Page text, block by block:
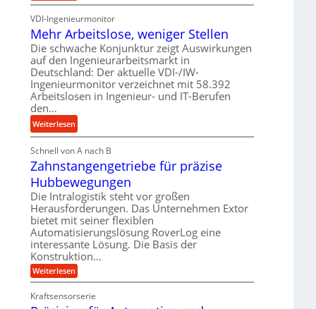
H
y
d
r
a
u
i
k
i
V
e
r
g
l
e
i
c
h
a
n
g
l
e
g
e
u
g
e
l
g
e
w
i
n
d
K
r
o
n
e
s
s
t
i
g
e
r
t
U
m
s
a
t
z
u
n
d
VDI-Ingenieurmonitor
Mehr Arbeitslose, weniger Stellen
Die schwache Konjunktur zeigt Auswirkungen
auf den Ingenieurarbeitsmarkt in
Deutschland: Der aktuelle VDI-/IW-
Ingenieurmonitor verzeichnet mit 58.392
Arbeitslosen in Ingenieur- und IT-Berufen
den…
Weiterlesen:
M
e
h
A
r
b
e
i
t
s
l
o
Schnell von A nach B
Zahnstangengetriebe für präzise
Hubbewegungen
Die Intralogistik steht vor großen
Herausforderungen. Das Unternehmen Extor
bietet mit seiner flexiblen
Automatisierungslösung RoverLog eine
interessante Lösung. Die Basis der
Konstruktion…
Weiterlesen:
Z
h
Kraftsensorserie